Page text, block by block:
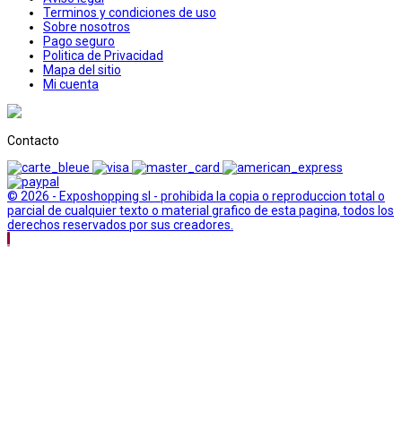
Terminos y condiciones de uso
Sobre nosotros
Pago seguro
Politica de Privacidad
Mapa del sitio
Mi cuenta
Contacto
© 2026 - Exposhopping sl - prohibida la copia o reproduccion total o
parcial de cualquier texto o material grafico de esta pagina, todos los
derechos reservados por sus creadores.